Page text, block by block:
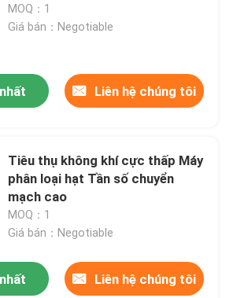
MOQ：1
Giá bán：Negotiable
Liên hệ chúng tôi
Tiêu thụ không khí cực thấp Máy
phân loại hạt Tần số chuyển
mạch cao
MOQ：1
Giá bán：Negotiable
Liên hệ chúng tôi